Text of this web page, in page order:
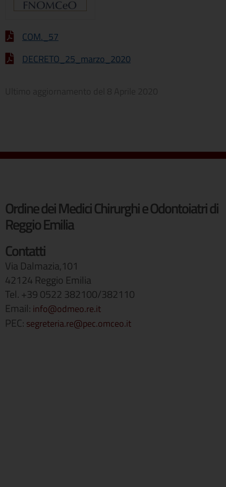
COM._57
DECRETO_25_marzo_2020
Ordine dei Medici Chirurghi e Odontoiatri di
Reggio Emilia
Contatti
Via Dalmazia,101
42124 Reggio Emilia
Tel. +39 0522 382100/382110
Email: info@odmeo.re.it
PEC: segreteria.re@pec.omceo.it